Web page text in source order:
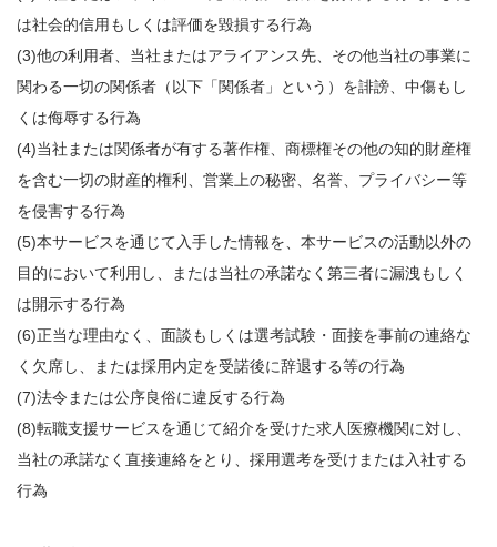
は社会的信用もしくは評価を毀損する行為
(3)他の利用者、当社またはアライアンス先、その他当社の事業に
関わる一切の関係者（以下「関係者」という）を誹謗、中傷もし
くは侮辱する行為
(4)当社または関係者が有する著作権、商標権その他の知的財産権
を含む一切の財産的権利、営業上の秘密、名誉、プライバシー等
を侵害する行為
(5)本サービスを通じて入手した情報を、本サービスの活動以外の
目的において利用し、または当社の承諾なく第三者に漏洩もしく
は開示する行為
(6)正当な理由なく、面談もしくは選考試験・面接を事前の連絡な
く欠席し、または採用内定を受諾後に辞退する等の行為
(7)法令または公序良俗に違反する行為
(8)転職支援サービスを通じて紹介を受けた求人医療機関に対し、
当社の承諾なく直接連絡をとり、採用選考を受けまたは入社する
行為